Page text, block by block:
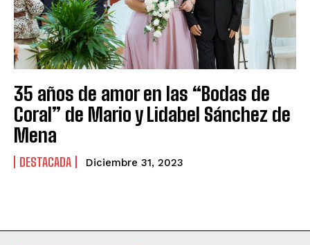
35 años de amor en las “Bodas de
Coral” de Mario y Lidabel Sánchez de
Mena
DESTACADA Diciembre 31, 2023